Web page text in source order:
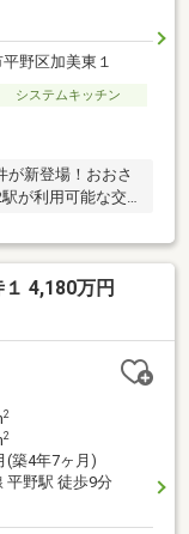
野区加美東１
システムキッチン
が新登場！おおさ
が利用可能な交
と、毎日の買い物
す。建物は頑強な
る駐車場を完
きるゆとりの4部
な新生活をスター
4,180万円
2
2
(築4年7ヶ月)
平野駅 徒歩9分